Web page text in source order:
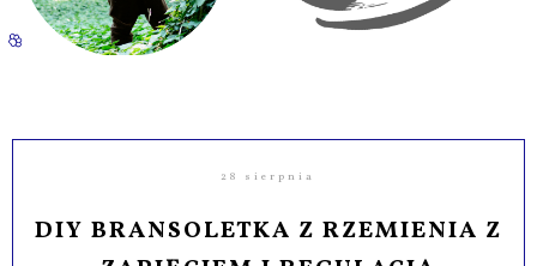
28 sierpnia
DIY BRANSOLETKA Z RZEMIENIA Z